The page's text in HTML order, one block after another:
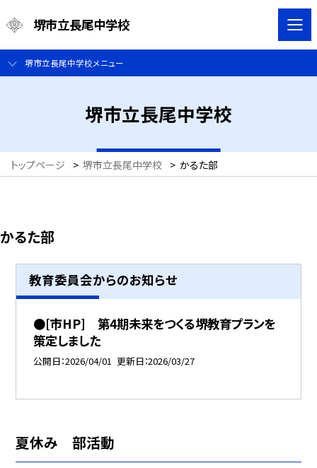
堺市立長尾中学校
堺市立長尾中学校メニュー
堺市立長尾中学校
トップページ > 堺市立長尾中学校 > かるた部
かるた部
教育委員会からのお知らせ
●[市HP] 第4期未来をつくる堺教育プランを
策定しました
公開日 2026/04/01 更新日 2026/03/27
夏休み 部活動